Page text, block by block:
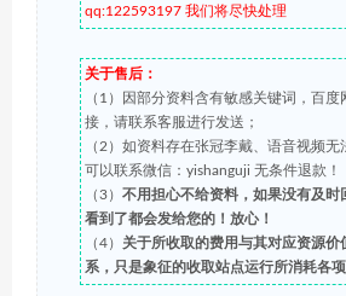
qq:122593197 我们将尽快处理
关于售后：
（1）因部分资料含有敏感关键词，百度
接，请联系客服进行发送；
（2）如资料存在张冠李戴、语音视频
可以联系微信：yishanguji 无条件退款！
（3） 不用担心不给资料，如果没有及时
看到了都会发给您的！放心！
（4） 关于所收取的费用与其对应资源价
系，只是象征的收取站点运行所消耗各